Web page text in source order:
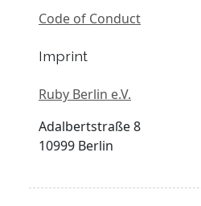
Code of Conduct
Imprint
Ruby Berlin e.V.
Adalbertstraße 8
10999 Berlin